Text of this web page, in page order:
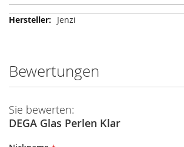
Mehr
Jenzi
Bewertungen
Sie bewerten:
DEGA Glas Perlen Klar